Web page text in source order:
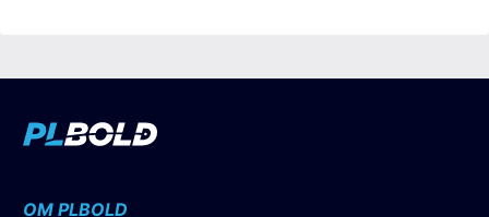
OM PLBOLD